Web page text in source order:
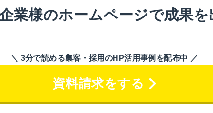
業様のホームページで成果
＼ 3分で読める集客・採用のHP活用事例を配布中 ／
資料請求をする